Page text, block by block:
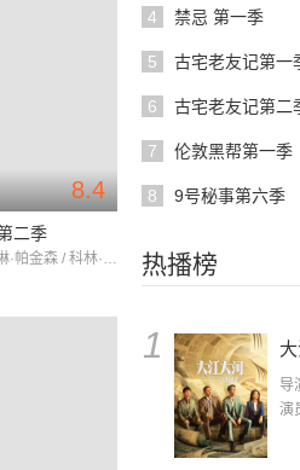
4 禁忌 第一季
5 古宅老友记第一
6 古宅老友记第二
7 伦敦黑帮第一季
8 9号秘事第六季
热播榜
1
导
演员：
8.4
二季
嘉玛·陈 / 凯瑟琳·帕金森 / 科林·摩根